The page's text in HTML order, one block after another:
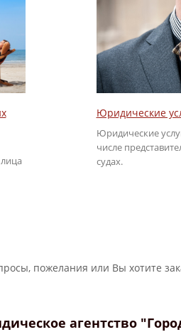
Юридические
Юридические
числе
судах.
пожелания или Вы хотите
агентство